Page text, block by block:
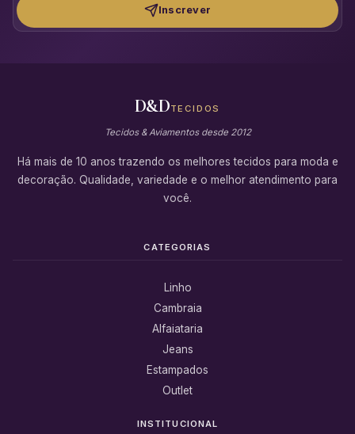
Inscrever
D&DTECIDOS
Tecidos & Aviamentos desde 2012
Há mais de 10 anos trazendo os melhores tecidos para moda e
decoração. Qualidade, variedade e o melhor atendimento para
você.
CATEGORIAS
Linho
Cambraia
Alfaiataria
Jeans
Estampados
Outlet
INSTITUCIONAL